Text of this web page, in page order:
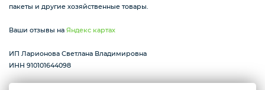
пакеты и другие хозяйственные товары.
Ваши отзывы на Яндекс картах
ИП Ларионова Светлана Владимировна
ИНН 910101644098